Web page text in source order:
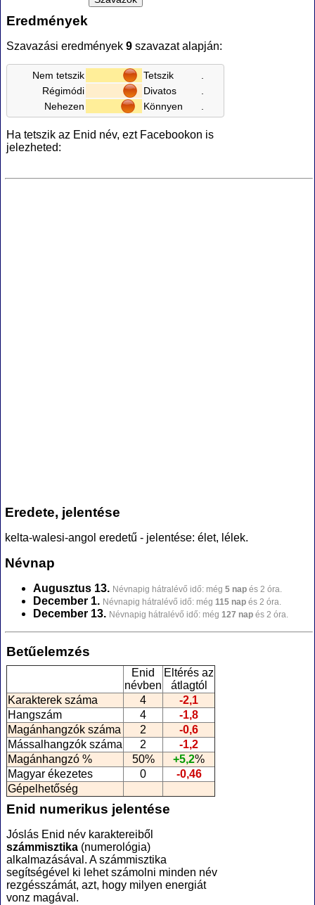
Eredmények
Szavazási eredmények 9 szavazat alapján:
Nem tetszik Tetszik
Régimódi
Divatos
Nehezen
Könnyen
Ha tetszik az Enid név, ezt Facebookon is
jelezheted:
Eredete, jelentése
kelta-walesi-angol eredetű - jelentése: élet, lélek.
Névnap
Augusztus 13. Névnapig hátralévő idő: még 5 nap és 2 óra.
December 1. Névnapig hátralévő idő: még 115 nap és 2 óra.
December 13. Névnapig hátralévő idő: még 127 nap és 2 óra.
Betűelemzés
Enid
névben
Eltérés az
átlagtól
Karakterek száma
4
-2,1
Hangszám
4
-1,8
Magánhangzók száma
2
-0,6
Mássalhangzók száma
2
-1,2
Magánhangzó %
50% +5,2%
Magyar ékezetes
0
-0,46
Gépelhetőség
Enid numerikus jelentése
Jóslás Enid név karaktereiből
számmisztika (numerológia)
alkalmazásával. A számmisztika
segítségével ki lehet számolni minden név
rezgésszámát, azt, hogy milyen energiát
vonz magával.